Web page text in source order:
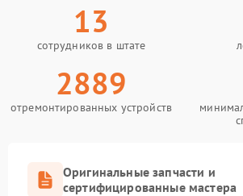
13
сотрудников в штате
2889
отремонтированных устройств
Оригинальные запчасти и
сертифицированные мастера